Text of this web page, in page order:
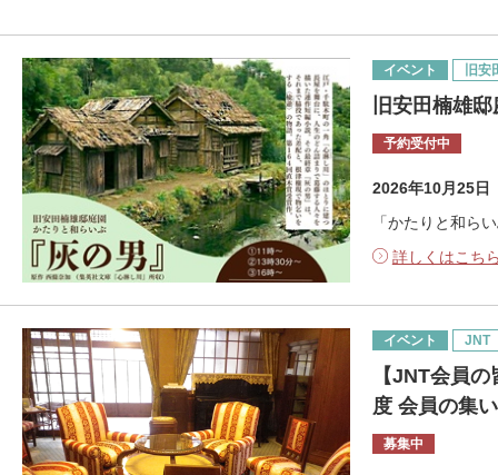
イベント 旧
旧安田楠雄
予約受付中
2026年10月25日
「かたりと和ら
詳しくはこち
イベント JNT
【JNT会員
度 会員の集
募集中